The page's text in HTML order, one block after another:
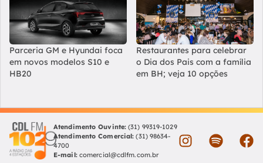
Parceria GM e Hyundai foca
em novos modelos S10 e
HB20
Restaurantes para celebrar
o Dia dos Pais com a família
em BH; veja 10 opções
Atendimento Ouvinte: (31) 99319-1029
Atendimento Comercial: (31) 98634-
4700
E-mail: comercial@cdlfm.com.br